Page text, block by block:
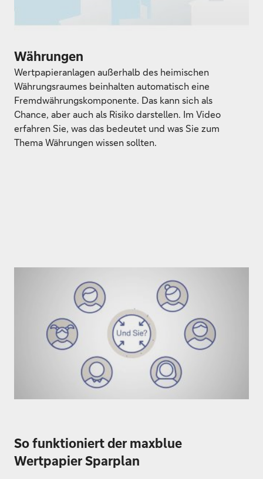
Währungen
Wertpapieranlagen außerhalb des heimischen
Währungsraumes beinhalten automatisch eine
Fremdwährungskomponente. Das kann sich als
Chance, aber auch als Risiko darstellen. Im Video
erfahren Sie, was das bedeutet und was Sie zum
Thema Währungen wissen sollten.
So funktioniert der maxblue
Wertpapier Sparplan